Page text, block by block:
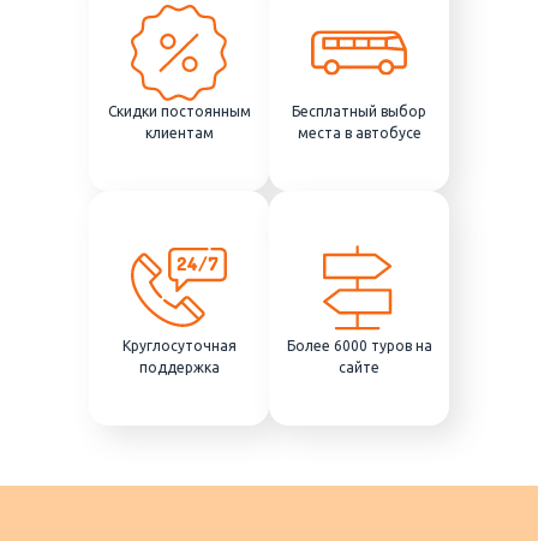
Скидки постоянным
клиентам
Бесплатный выбор
места в автобусе
Круглосуточная
поддержка
Более 6000 туров на
сайте